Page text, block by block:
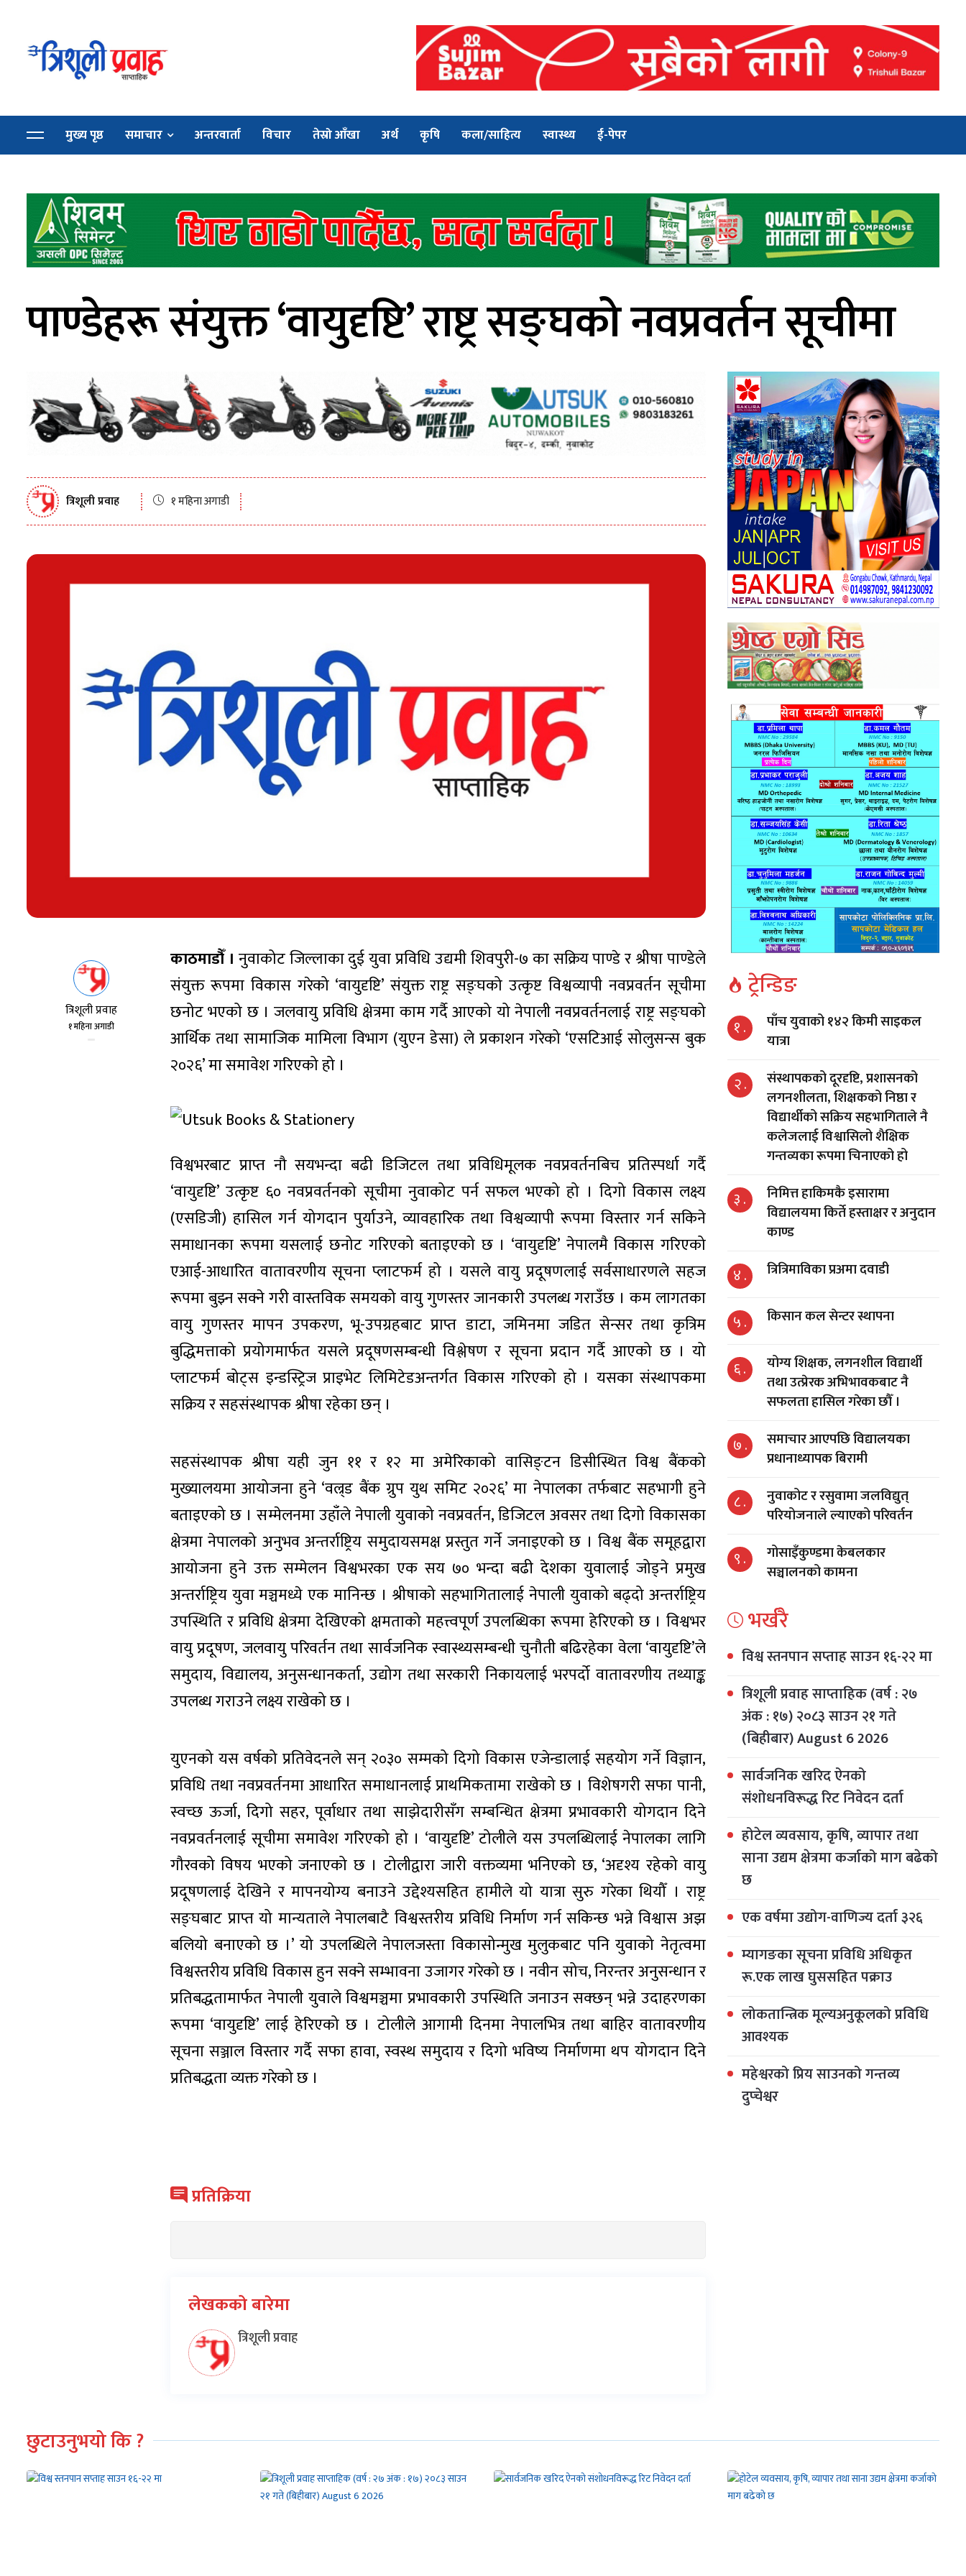
मुख्य पृष्ठ समाचार अन्तरवार्ता विचार तेस्रो आँखा अर्थ कृषि कला/साहित्य स्वास्थ्य ई-पेपर
पाण्डेहरू संयुक्त ‘वायुदृष्टि’ राष्ट्र सङ्घको नवप्रवर्तन सूचीमा
त्रिशूली प्रवाह १ महिना अगाडी
त्रिशूली प्रवाह
१ महिना अगाडी
काठमाडौँ । नुवाकोट जिल्लाका दुई युवा प्रविधि उद्यमी शिवपुरी-७ का सक्रिय पाण्डे र श्रीषा पाण्डेले
संयुक्त रूपमा विकास गरेको ‘वायुदृष्टि’ संयुक्त राष्ट्र सङ्घको उत्कृष्ट विश्वव्यापी नवप्रवर्तन सूचीमा
छनोट भएको छ । जलवायु प्रविधि क्षेत्रमा काम गर्दै आएको यो नेपाली नवप्रवर्तनलाई राष्ट्र सङ्घको
आर्थिक तथा सामाजिक मामिला विभाग (युएन डेसा) ले प्रकाशन गरेको ‘एसटिआई सोलुसन्स बुक
२०२६’ मा समावेश गरिएको हो ।
विश्वभरबाट प्राप्त नौ सयभन्दा बढी डिजिटल तथा प्रविधिमूलक नवप्रवर्तनबिच प्रतिस्पर्धा गर्दै
‘वायुदृष्टि’ उत्कृष्ट ६० नवप्रवर्तनको सूचीमा नुवाकोट पर्न सफल भएको हो । दिगो विकास लक्ष्य
(एसडिजी) हासिल गर्न योगदान पुर्याउने, व्यावहारिक तथा विश्वव्यापी रूपमा विस्तार गर्न सकिने
समाधानका रूपमा यसलाई छनोट गरिएको बताइएको छ । ‘वायुदृष्टि’ नेपालमै विकास गरिएको
एआई-आधारित वातावरणीय सूचना प्लाटफर्म हो । यसले वायु प्रदूषणलाई सर्वसाधारणले सहज
रूपमा बुझ्न सक्ने गरी वास्तविक समयको वायु गुणस्तर जानकारी उपलब्ध गराउँछ । कम लागतका
वायु गुणस्तर मापन उपकरण, भू-उपग्रहबाट प्राप्त डाटा, जमिनमा जडित सेन्सर तथा कृत्रिम
बुद्धिमत्ताको प्रयोगमार्फत यसले प्रदूषणसम्बन्धी विश्लेषण र सूचना प्रदान गर्दै आएको छ । यो
प्लाटफर्म बोट्स इन्डस्ट्रिज प्राइभेट लिमिटेडअन्तर्गत विकास गरिएको हो । यसका संस्थापकमा
सक्रिय र सहसंस्थापक श्रीषा रहेका छन् ।
सहसंस्थापक श्रीषा यही जुन ११ र १२ मा अमेरिकाको वासिङ्टन डिसीस्थित विश्व बैंकको
मुख्यालयमा आयोजना हुने ‘वल्र्ड बैंक ग्रुप युथ समिट २०२६’ मा नेपालका तर्फबाट सहभागी हुने
बताइएको छ । सम्मेलनमा उहाँले नेपाली युवाको नवप्रवर्तन, डिजिटल अवसर तथा दिगो विकासका
क्षेत्रमा नेपालको अनुभव अन्तर्राष्ट्रिय समुदायसमक्ष प्रस्तुत गर्ने जनाइएको छ । विश्व बैंक समूहद्वारा
आयोजना हुने उक्त सम्मेलन विश्वभरका एक सय ७० भन्दा बढी देशका युवालाई जोड्ने प्रमुख
अन्तर्राष्ट्रिय युवा मञ्चमध्ये एक मानिन्छ । श्रीषाको सहभागितालाई नेपाली युवाको बढ्दो अन्तर्राष्ट्रिय
उपस्थिति र प्रविधि क्षेत्रमा देखिएको क्षमताको महत्त्वपूर्ण उपलब्धिका रूपमा हेरिएको छ । विश्वभर
वायु प्रदूषण, जलवायु परिवर्तन तथा सार्वजनिक स्वास्थ्यसम्बन्धी चुनौती बढिरहेका वेला ‘वायुदृष्टि’ले
समुदाय, विद्यालय, अनुसन्धानकर्ता, उद्योग तथा सरकारी निकायलाई भरपर्दो वातावरणीय तथ्याङ्क
उपलब्ध गराउने लक्ष्य राखेको छ ।
युएनको यस वर्षको प्रतिवेदनले सन् २०३० सम्मको दिगो विकास एजेन्डालाई सहयोग गर्ने विज्ञान,
प्रविधि तथा नवप्रवर्तनमा आधारित समाधानलाई प्राथमिकतामा राखेको छ । विशेषगरी सफा पानी,
स्वच्छ ऊर्जा, दिगो सहर, पूर्वाधार तथा साझेदारीसँग सम्बन्धित क्षेत्रमा प्रभावकारी योगदान दिने
नवप्रवर्तनलाई सूचीमा समावेश गरिएको हो । ‘वायुदृष्टि’ टोलीले यस उपलब्धिलाई नेपालका लागि
गौरवको विषय भएको जनाएको छ । टोलीद्वारा जारी वक्तव्यमा भनिएको छ, ‘अदृश्य रहेको वायु
प्रदूषणलाई देखिने र मापनयोग्य बनाउने उद्देश्यसहित हामीले यो यात्रा सुरु गरेका थियौँ । राष्ट्र
सङ्घबाट प्राप्त यो मान्यताले नेपालबाटै विश्वस्तरीय प्रविधि निर्माण गर्न सकिन्छ भन्ने विश्वास अझ
बलियो बनाएको छ ।’ यो उपलब्धिले नेपालजस्ता विकासोन्मुख मुलुकबाट पनि युवाको नेतृत्वमा
विश्वस्तरीय प्रविधि विकास हुन सक्ने सम्भावना उजागर गरेको छ । नवीन सोच, निरन्तर अनुसन्धान र
प्रतिबद्धतामार्फत नेपाली युवाले विश्वमञ्चमा प्रभावकारी उपस्थिति जनाउन सक्छन् भन्ने उदाहरणका
रूपमा ‘वायुदृष्टि’ लाई हेरिएको छ । टोलीले आगामी दिनमा नेपालभित्र तथा बाहिर वातावरणीय
सूचना सञ्जाल विस्तार गर्दै सफा हावा, स्वस्थ समुदाय र दिगो भविष्य निर्माणमा थप योगदान दिने
प्रतिबद्धता व्यक्त गरेको छ ।
प्रतिक्रिया
लेखकको बारेमा
त्रिशूली प्रवाह
ट्रेन्डिङ
१ .
पाँच युवाको १४२ किमी साइकल
यात्रा
२ .
संस्थापकको दूरदृष्टि, प्रशासनको
लगनशीलता, शिक्षकको निष्ठा र
विद्यार्थीको सक्रिय सहभागिताले नै
कलेजलाई विश्वासिलो शैक्षिक
गन्तव्यका रूपमा चिनाएको हो
३ .
निमित्त हाकिमकै इसारामा
विद्यालयमा किर्ते हस्ताक्षर र अनुदान
काण्ड
४ . त्रित्रिमाविका प्रअमा दवाडी
५ . किसान कल सेन्टर स्थापना
६ .
योग्य शिक्षक, लगनशील विद्यार्थी
तथा उत्प्रेरक अभिभावकबाट नै
सफलता हासिल गरेका छौँ ।
७ .
समाचार आएपछि विद्यालयका
प्रधानाध्यापक बिरामी
८ .
नुवाकोट र रसुवामा जलविद्युत्
परियोजनाले ल्याएको परिवर्तन
९ .
गोसाइँकुण्डमा केबलकार
सञ्चालनको कामना
भर्खरै
विश्व स्तनपान सप्ताह साउन १६-२२ मा
त्रिशूली प्रवाह साप्ताहिक (वर्ष : २७
अंक : १७) २०८३ साउन २१ गते
(बिहीबार) August 6 2026
सार्वजनिक खरिद ऐनको
संशोधनविरूद्ध रिट निवेदन दर्ता
होटेल व्यवसाय, कृषि, व्यापार तथा
साना उद्यम क्षेत्रमा कर्जाको माग बढेको
छ
एक वर्षमा उद्योग-वाणिज्य दर्ता ३२६
म्यागङका सूचना प्रविधि अधिकृत
रू.एक लाख घुससहित पक्राउ
लोकतान्त्रिक मूल्यअनुकूलको प्रविधि
आवश्यक
महेश्वरको प्रिय साउनको गन्तव्य
दुप्चेश्वर
छुटाउनुभयो कि ?